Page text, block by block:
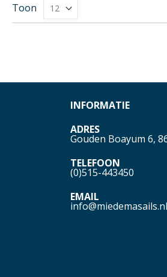
Toon
INFORMATIE
ADRES
Gouden Boayum 6,
TELEFOON
(0)515-443450
EMAIL
info@miedemasails.nl